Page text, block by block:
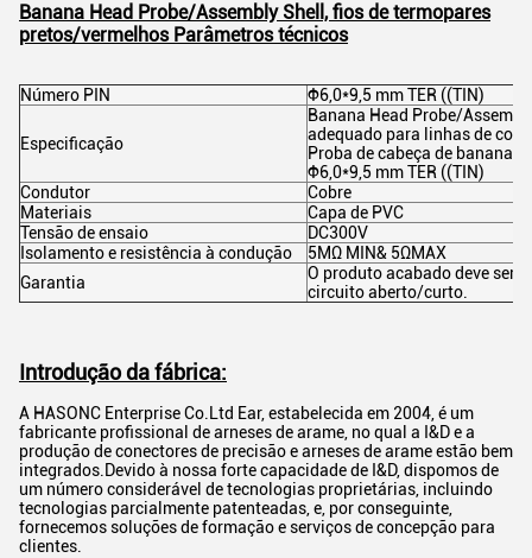
Banana Head Probe/Assembly Shell, fios de termopares
pretos/vermelhos Parâmetros técnicos
Número PIN Φ6,0*9,5 mm TER ((TIN)
Especificação
Banana Head Probe/
adequado para linhas de
Proba de cabeça de banana/
Φ6,0*9,5 mm TER ((TIN)
Condutor
Cobre
Materiais
Capa de PVC
Tensão de ensaio
DC300V
Isolamento e resistência à condução
5MΩ MIN& 5ΩMAX
Garantia
O produto acabado deve ser
circuito aberto/curto.
Introdução da fábrica:
A HASONC Enterprise Co.Ltd Ear, estabelecida em 2004, é um
fabricante profissional de arneses de arame, no qual a I&D e a
produção de conectores de precisão e arneses de arame estão bem
integrados.Devido à nossa forte capacidade de I&D, dispomos de
um número considerável de tecnologias proprietárias, incluindo
tecnologias parcialmente patenteadas, e, por conseguinte,
fornecemos soluções de formação e serviços de concepção para
clientes.